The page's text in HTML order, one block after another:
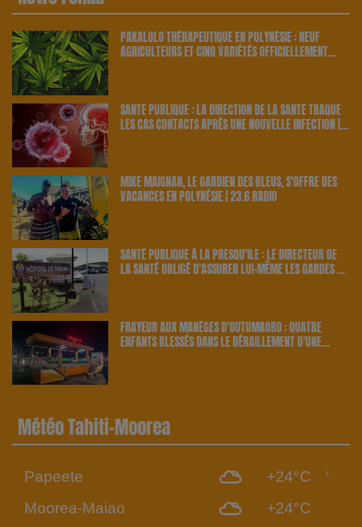
PAKALOLO THÉRAPEUTIQUE EN POLYNÉSIE : NEUF
AGRICULTEURS ET CINQ VARIÉTÉS OFFICIELLEMENT
SANTÉ PUBLIQUE : LA DIRECTION DE LA SANTÉ TRAQUE
LES CAS CONTACTS APRÈS UNE NOUVELLE INFECTION |
MIKE MAIGNAN, LE GARDIEN DES BLEUS, S'OFFRE DES
VACANCES EN POLYNÉSIE | 23.6 RADIO
SANTÉ PUBLIQUE À LA PRESQU'ÎLE : LE DIRECTEUR DE
LA SANTÉ OBLIGÉ D'ASSURER LUI-MÊME LES GARDES À
FRAYEUR AUX MANÈGES D'OUTUMAORO : QUATRE
ENFANTS BLESSÉS DANS LE DÉRAILLEMENT D'UNE
Météo Tahiti-Moorea
Papeete
+24°C
Moorea-Maiao
+24°C